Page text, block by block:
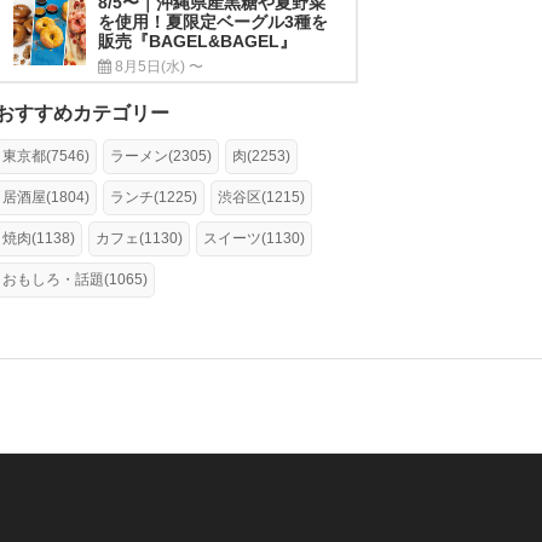
を使用！夏限定ベーグル3種を
販売『BAGEL&BAGEL』
8月5日(水) 〜
すすめカテゴリー
東京都(7546) ラーメン(2305) 肉(2253)
居酒屋(1804) ランチ(1225) 渋谷区(1215)
焼肉(1138) カフェ(1130) スイーツ(1130)
おもしろ・話題(1065)